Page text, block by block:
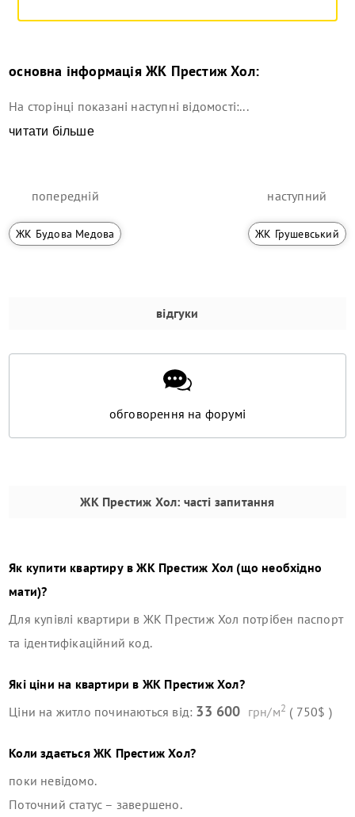
основна інформаціяЖК Престиж Хол:
На сторінці показані наступні відомості:...
читати більше
попередній
ЖК Будова Медова
наступний
ЖК Грушевський
відгуки
обговорення на форумі
ЖК Престиж Хол: часті запитання
Як купити квартиру вЖК Престиж Хол (що необхідно
мати)?
Для купівлі квартири в ЖК Престиж Хол потрібен паспорт
та ідентифікаційний код.
Які ціни на квартири в ЖК Престиж Хол?
Ціни на житло починаються від: 33 600 грн/м2 ( 750$ )
Коли здаєтьсяЖК Престиж Хол?
поки невідомо.
Поточний статус – завершено.